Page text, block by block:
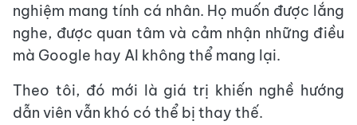
nghiệm mang tính cá nhân. Họ muốn được lắng
nghe, được quan tâm và cảm nhận những điều
mà Google hay AI không thể mang lại.
Theo tôi, đó mới là giá trị khiến nghề hướng
dẫn viên vẫn khó có thể bị thay thế.